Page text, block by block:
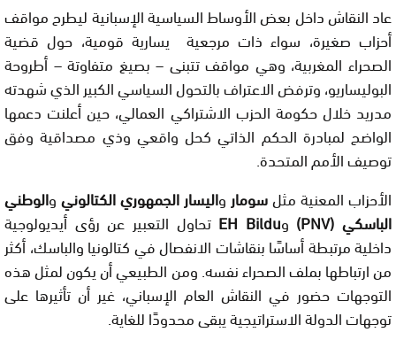
عاد النقاش داخل بعض الأوساط السياسية الإسبانية ليطرح مواقف
أحزاب صغيرة، سواء ذات مرجعية يسارية قومية، حول قضية
الصحراء المغربية، وهي مواقف تتبنى – بصيغ متفاوتة – أطروحة
البوليساريو، وترفض الاعتراف بالتحول السياسي الكبير الذي شهدته
مدريد خلال حكومة الحزب الاشتراكي العمالي، حين أعلنت دعمها
الواضح لمبادرة الحكم الذاتي كحل واقعي وذي مصداقية وفق
توصيف الأمم المتحدة.
الأحزاب المعنية مثلسومار واليسار الجمهوري الكتالونيوالوطني
الباسكي (PNV)
وEH Bildu تحاول التعبير عن رؤى أيديولوجية
داخلية مرتبطة أساسًا بنقاشات الانفصال في كتالونيا والباسك، أكثر
من ارتباطها بملف الصحراء نفسه. ومن الطبيعي أن يكون لمثل هذه
التوجهات حضور في النقاش العام الإسباني، غير أن تأثيرها على
توجهات الدولة الاستراتيجية يبقى محدودًا للغاية.